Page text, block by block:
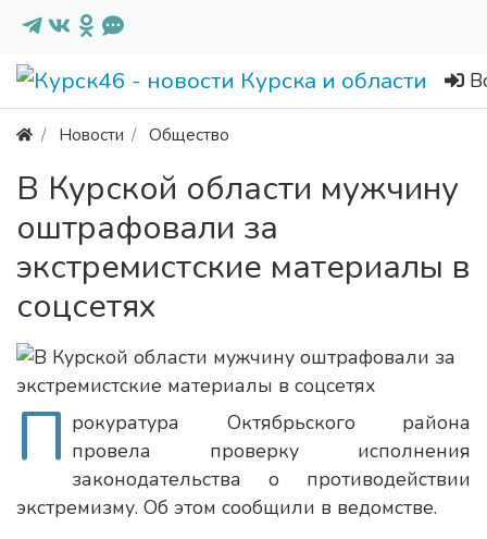
Новости Общество
В Курской области мужчину
оштрафовали за
экстремистские материалы в
соцсетях
П рокуратура Октябрьского района
провела проверку исполнения
законодательства о противодействии
экстремизму. Об этом сообщили в ведомстве.